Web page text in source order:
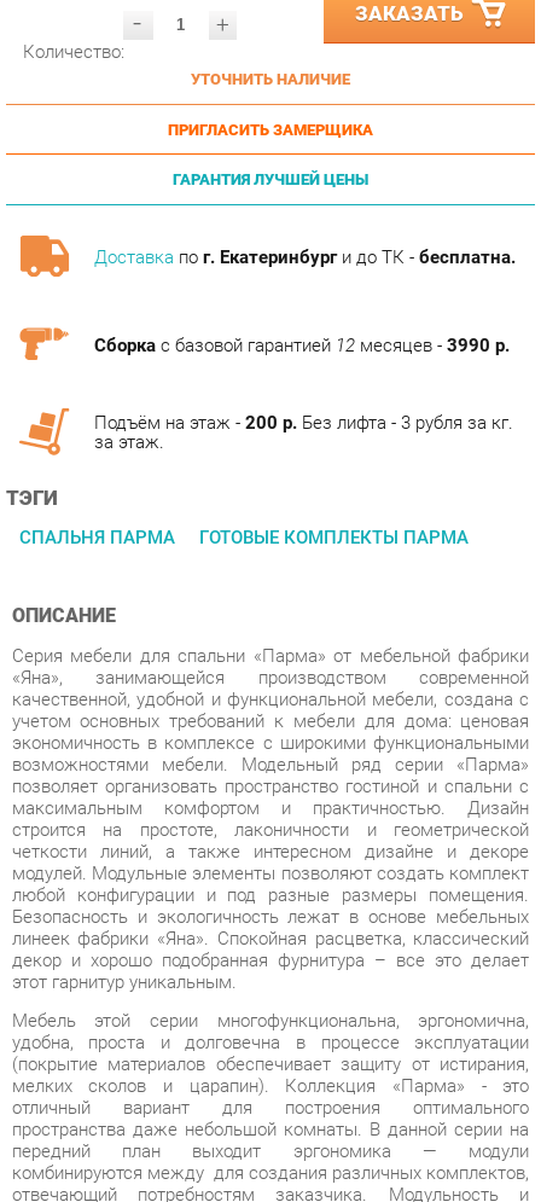
УТОЧНИТЬ НАЛИЧИЕ
ПРИГЛАСИТЬ ЗАМЕРЩИКА
ГАРАНТИЯ ЛУЧШЕЙ ЦЕНЫ
Доставкапог. Екатеринбурги до ТК -бесплатна.
ТЭГИ
ОПИСАНИЕ
«Яна», занимающейся производством современной
учетом основных требований к мебели для дома: ценовая
экономичность в комплексе с широкими функциональными
возможностями мебели. Модельный ряд серии «Парма»
позволяет организовать пространство гостиной и спальни с
максимальным комфортом и практичностью. Дизайн
строится на простоте, лаконичности и геометрической
четкости линий, а также интересном дизайне и декоре
модулей. Модульные элементы позволяют создать комплект
любой конфигурации и под разные размеры помещения.
Безопасность и экологичность лежат в основе мебельных
линеек фабрики «Яна». Спокойная расцветка, классический
декор и хорошо подобранная фурнитура – все это делает
этот гарнитур уникальным.
Мебель этой серии многофункциональна, эргономична,
удобна, проста и долговечна в процессе эксплуатации
(покрытие материалов обеспечивает защиту от истирания,
отличный вариант для построения оптимального
пространства даже небольшой комнаты. В данной серии на
передний план выходит эргономика — модули
комбинируются между для создания различных комплектов,
отвечающий потребностям заказчика. Модульность и
мобильность набора предоставляют безграничные
возможности в создании разных компоновок интерьера
одного и того же помещения, делая его индивидуальным и
стильным.